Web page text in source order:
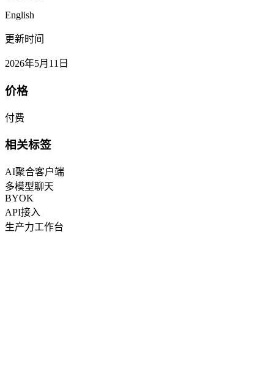
English
更新时间
2026年5月11日
价格
付费
相关标签
AI聚合客户端
多模型聊天
BYOK
API接入
生产力工作台